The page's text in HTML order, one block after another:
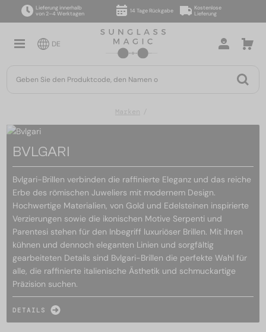
Lieferung innerhalb
von 2–4 Werktagen
14 Tage Rückgabe
Kostenlose
Lieferung
DE
Marken
BVLGARI
Bvlgari-Brillen verbinden die raffinierte Eleganz und das reiche
Erbe des römischen Juweliers mit modernem Design.
Hochwertige Materialien, von Gold und Edelsteinen inspirierte
Verzierungen sowie die ikonischen Motive Serpenti und
Parentesi stehen für den Inbegriff luxuriöser Brillen. Mit ihren
kühnen und dennoch eleganten Linien und sorgfältig
gearbeiteten Details sind Bvlgari-Brillen die perfekte Wahl für
alle, die raffinierte italienische Ästhetik und schmuckartige
Präzision suchen.
DETAILS